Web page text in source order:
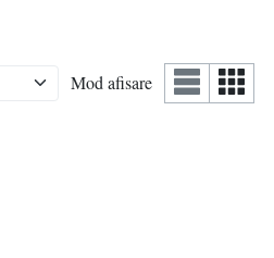
Mod afisare